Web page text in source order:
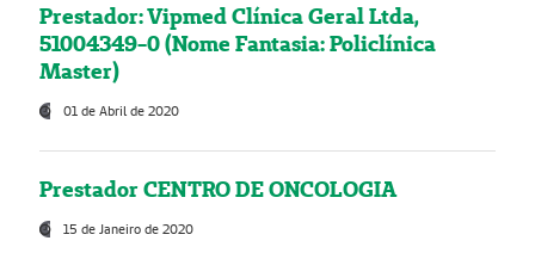
Prestador: Vipmed Clínica Geral Ltda,
51004349-0 (Nome Fantasia: Policlínica
Master)
01 de Abril de 2020
Prestador CENTRO DE ONCOLOGIA
15 de Janeiro de 2020